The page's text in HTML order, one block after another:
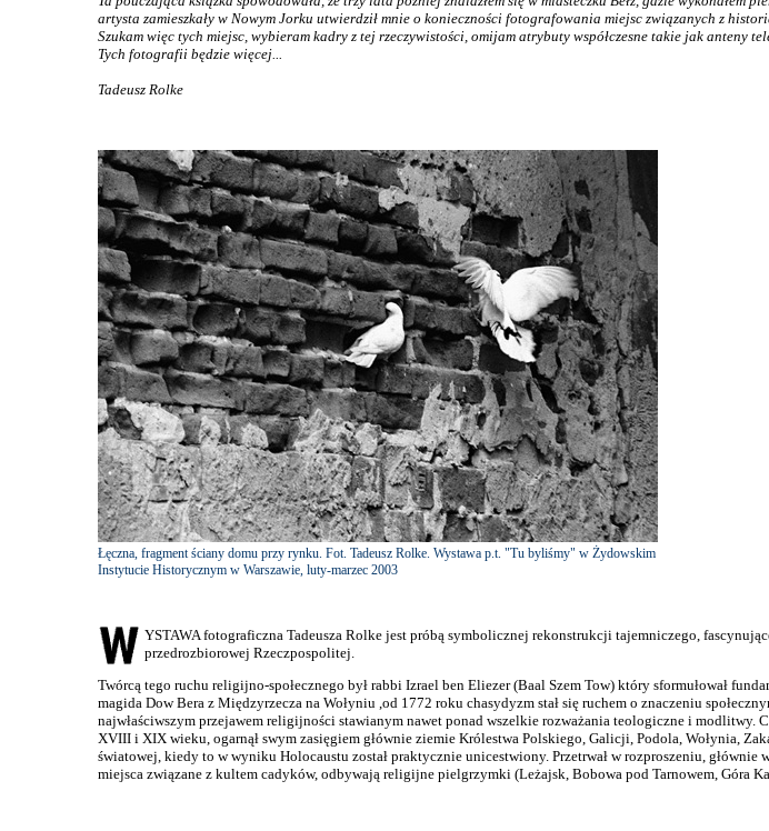
artysta zamieszkały w Nowym Jorku utwierdził mnie o konieczności fotografowania miejsc związanych z
Szukam więc tych miejsc, wybieram kadry z tej rzeczywistości, omijam atrybuty współczesne takie jak anteny
Tych fotografii będzie więcej...
Tadeusz Rolke
Łęczna, fragment ściany domu przy rynku. Fot. Tadeusz Rolke. Wystawa p.t. "Tu byliśmy" w Żydowskim
Instytucie Historycznym w Warszawie, luty-marzec 2003
YSTAWA fotograficzna Tadeusza Rolke jest próbą symbolicznej rekonstrukcji tajemniczego,
przedrozbiorowej Rzeczpospolitej.
Twórcą tego ruchu religijno-społecznego był rabbi Izrael ben Eliezer (Baal Szem Tow) który sformułował
magida Dow Bera z Międzyrzecza na Wołyniu ,od 1772 roku chasydyzm stał się ruchem o znaczeniu
najwłaściwszym przejawem religijności stawianym nawet ponad wszelkie rozważania teologiczne i modlitwy.
XVIII i XIX wieku, ogarnął swym zasięgiem głównie ziemie Królestwa Polskiego, Galicji, Podola, Wołynia,
światowej, kiedy to w wyniku Holocaustu został praktycznie unicestwiony. Przetrwał w rozproszeniu,
miejsca związane z kultem cadyków, odbywają religijne pielgrzymki (Leżajsk, Bobowa pod Tarnowem, Góra